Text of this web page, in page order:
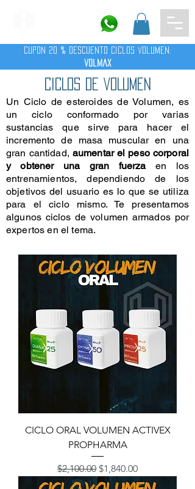
cupon 20 % descuento ciclos volumen:
volmax
CICLOS DE VOLUMEN
Un Ciclo de esteroides de Volumen, es
un ciclo conformado por varias
sustancias que sirve para hacer el
incremento de masa muscular en una
gran cantidad, aumentar el peso corporal
y obtener una gran fuerzaen los
entrenamientos, dependiendo de los
objetivos del usuario es lo que se utiliza
para el ciclo mismo. Te presentamos
algunos ciclos de volumen armados por
expertos en el tema.
CICLO ORAL VOLUMEN ACTIVEX
PROPHARMA
Precio
$2,100.00 Precio de oferta
$1,840.00